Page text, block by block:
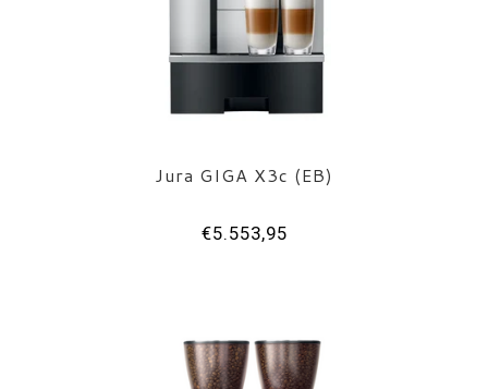
Jura GIGA X3c (EB)
€5.553,95